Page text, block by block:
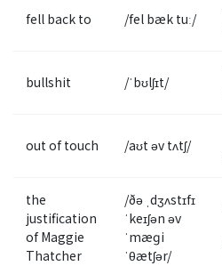
fell back to /fel bæk tuː/
bullshit /ˈbʊlʃɪt/
out of touch /aʊt əv tʌtʃ/
the
justification
of Maggie
Thatcher
/ðə ˌdʒʌstɪfɪ
ˈkeɪʃən əv
ˈmæɡi
ˈθætʃər/